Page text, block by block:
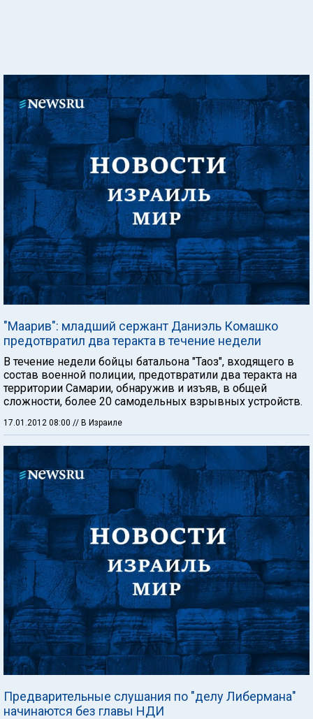
"Maapив": младший сержант Даниэль Комашко
предотвратил два теракта в течение недели
В течение недели бойцы батальона "Таоз", входящего в
состав военной полиции, предотвратили два теракта на
территории Самарии, обнаружив и изъяв, в общей
сложности, более 20 самодельных взрывных устройств.
17.01.2012 08:00 // В Израиле
Предварительные слушания по "делу Либермана"
начинаются без главы НДИ